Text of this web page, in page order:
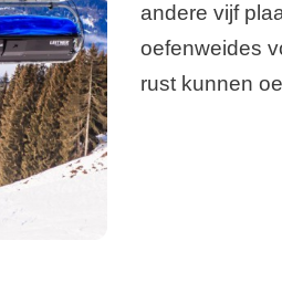
andere vijf
oefenweides
rust kunnen